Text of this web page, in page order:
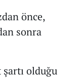
önce,
sonra
şartı olduğu